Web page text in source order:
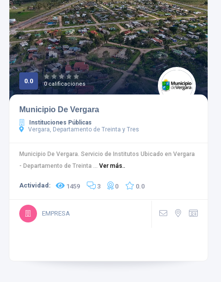
0.0 0 calificaciones
Municipio De Vergara
Instituciones Públicas
Vergara, Departamento de Treinta y Tres
Municipio De Vergara. Servicio de Institutos Ubicado en Vergara
- Departamento de Treinta ... Ver más..
Actividad: 1459 3 0 0.0
EMPRESA